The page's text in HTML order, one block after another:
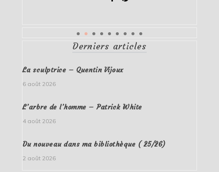
Derniers articles
La sculptrice – Quentin Vijoux
6 août 2026
L’arbre de l’homme – Patrick White
4 août 2026
Du nouveau dans ma bibliothèque ( 25/26)
2 août 2026